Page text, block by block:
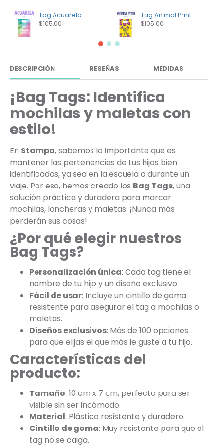
Tag Acuarela
$105.00
Tag Animal Print
$105.00
DESCRIPCIÓN RESEÑAS MEDIDAS
¡Bag Tags: Identifica
mochilas y maletas con
estilo!
En Stampa, sabemos lo importante que es
mantener las pertenencias de tus hijos bien
identificadas, ya sea en la escuela o durante un
viaje. Por eso, hemos creado los Bag Tags, una
solución práctica y duradera para marcar
mochilas, loncheras y maletas. ¡Nunca más
perderán sus cosas!
¿Por qué elegir nuestros
Bag Tags?
Personalización única: Cada tag tiene el
nombre de tu hijo y un diseño exclusivo.
Fácil de usar: Incluye un cintillo de goma
resistente para asegurar el tag a mochilas o
maletas.
Diseños exclusivos: Más de 100 opciones
para que elijas el que más le guste a tu hijo.
Características del
producto:
Tamaño: 10 cm x 7 cm, perfecto para ser
visible sin ser incómodo.
Material: Plástico resistente y duradero.
Cintillo de goma: Muy resistente para que el
tag no se caiga.